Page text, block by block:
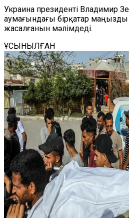
Украина президенті Владимир
аумағындағы бірқатар
жасалғанын мәлімдеді.
ҰСЫНЫЛҒАН